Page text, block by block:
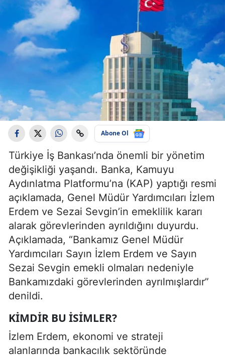
Abone Ol
Türkiye İş Bankası’nda önemli bir yönetim
değişikliği yaşandı. Banka, Kamuyu
Aydınlatma Platformu’na (KAP) yaptığı resmi
açıklamada, Genel Müdür Yardımcıları İzlem
Erdem ve Sezai Sevgin’in emeklilik kararı
alarak görevlerinden ayrıldığını duyurdu.
Açıklamada, “Bankamız Genel Müdür
Yardımcıları Sayın İzlem Erdem ve Sayın
Sezai Sevgin emekli olmaları nedeniyle
Bankamızdaki görevlerinden ayrılmışlardır”
denildi.
KIMDIR BU İSIMLER?
İzlem Erdem, ekonomi ve strateji
alanlarında bankacılık sektöründe